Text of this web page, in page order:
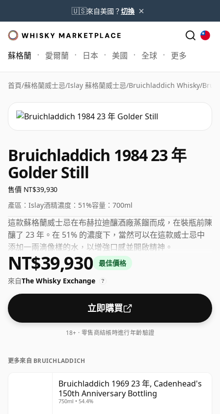
🇺🇸來自美國？切換 ×
蘇格蘭 愛爾蘭 日本 美國 全球 更多
首頁/蘇格蘭威士忌/Islay 蘇格蘭威士忌/Bruichladdich Whisky/
Bruichladdich 1984 23 年
Golder Still
售價 NT$39,930
產區： Islay酒精濃度： 51%容量： 700ml
這款蘇格蘭威士忌在布赫拉迪釀酒廠蒸餾而成，在裝瓶前陳
釀了 23 年。在 51% 的濃度下，當然可以在這款威士忌中
添加一兩滴像樣的水，以增強口感並開啟精神。
NT$39,930
最佳價格
來自The Whisky Exchange ?
立即購買
18+ · 零售商結帳時進行年齡驗證
更多來自 BRUICHLADDICH
Bruichladdich 1969 23 年, Cadenhead's
150th Anniversary Bottling
750ml • 54.4%